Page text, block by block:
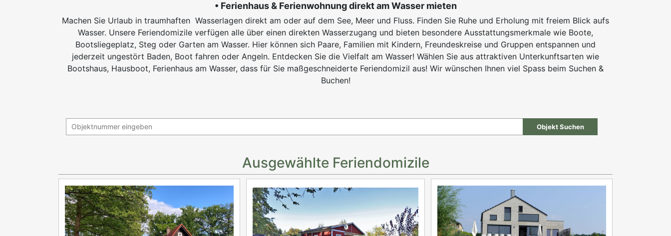
• Ferienhaus & Ferienwohnung direkt am Wasser mieten
Machen Sie Urlaub in traumhaften Wasserlagen direkt am oder auf dem See, Meer und Fluss. Finden Sie Ruhe und Erholung mit freiem Blick aufs
Wasser. Unsere Feriendomizile verfügen alle über einen direkten Wasserzugang und bieten besondere Ausstattungsmerkmale wie Boote,
Bootsliegeplatz, Steg oder Garten am Wasser. Hier können sich Paare, Familien mit Kindern, Freundeskreise und Gruppen entspannen und
jederzeit ungestört Baden, Boot fahren oder Angeln. Entdecken Sie die Vielfalt am Wasser! Wählen Sie aus attraktiven Unterkunftsarten wie
Bootshaus, Hausboot, Ferienhaus am Wasser, dass für Sie maßgeschneiderte Feriendomizil aus! Wir wünschen Ihnen viel Spass beim Suchen &
Buchen!
Ausgewählte Feriendomizile